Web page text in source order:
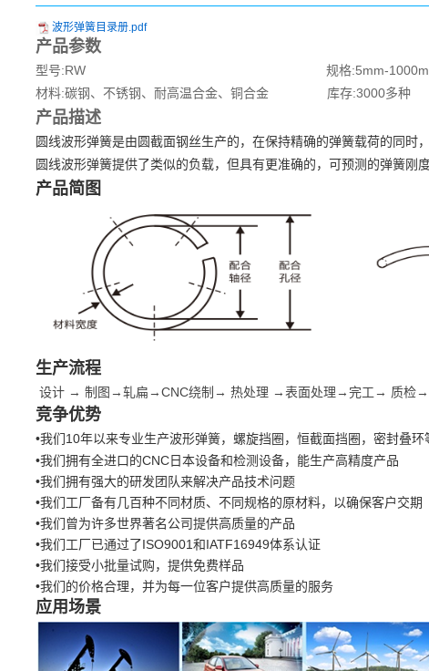
波形弹簧目录册.pdf
产品参数
型号:RW 规格:5mm-
材料:碳钢、不锈钢、耐高温合金、铜合金 库存:3000多种
产品描述
圆线波形弹簧是由圆截面钢丝生产的，在保持精确的弹簧载荷的同时
圆线波形弹簧提供了类似的负载，但具有更准确的，可预测的弹簧刚
产品简图
生产流程
设计 → 制图→轧扁→CNC绕制→ 热处理 →表面处理→完工→ 质检→
竞争优势
•我们10年以来专业生产波形弹簧，螺旋挡圈，恒截面挡圈，密封叠环
•我们拥有全进口的CNC日本设备和检测设备，能生产高精度产品
•我们拥有强大的研发团队来解决产品技术问题
•我们工厂备有几百种不同材质、不同规格的原材料，以确保客户交期
•我们曾为许多世界著名公司提供高质量的产品
•我们工厂已通过了ISO9001和IATF16949体系认证
•我们接受小批量试购，提供免费样品
•我们的价格合理，并为每一位客户提供高质量的服务
应用场景